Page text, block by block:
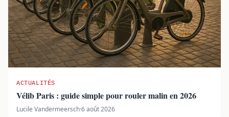
ACTUALITÉS
Vélib Paris : guide simple pour rouler malin en 2026
Lucile Vandermeersch·6 août 2026